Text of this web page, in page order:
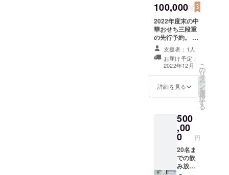
100,000円
2022年度末の中
華おせち三段重
の先行予約。 12
月31日に店頭に
てお渡し致しま
す。 受け渡し方
法：メールでお
送りします。ご
来店時に画面を
支援者：1人
お届け予定：
2022年12月
詳細を見る
こ
の
リ
タ
ー
ン
を
選
択
す
る
500
,00
0 円
20名ま
での飲
み放題